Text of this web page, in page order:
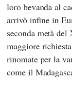
loro bevanda al
arrivò infine in
seconda metà
maggiore
rinomate per la
come il